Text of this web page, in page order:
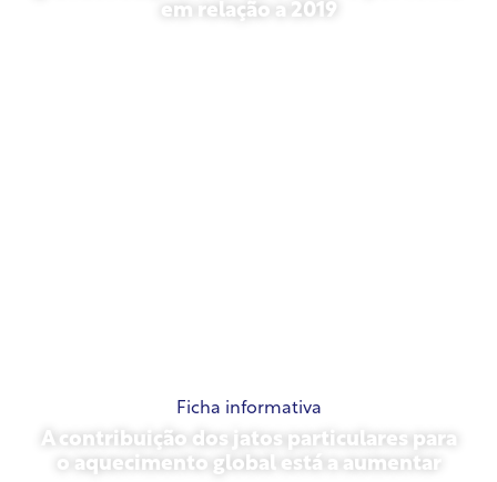
em relação a 2019
Ficha informativa
A contribuição dos jatos particulares para
o aquecimento global está a aumentar